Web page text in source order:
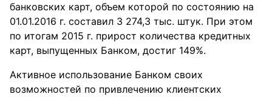
банковских карт, объем которой по состоянию на
01.01.2016 г. составил 3 274,3 тыс. штук. При этом
по итогам 2015 г. прирост количества кредитных
карт, выпущенных Банком, достиг 149%.
Активное использование Банком своих
возможностей по привлечению клиентских